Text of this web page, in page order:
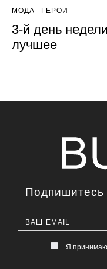
МОДА ГЕРОИ
3-й день
лучшее
Подпишитесь
Я принимаю